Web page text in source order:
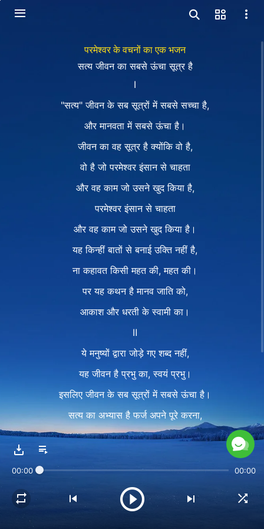
परमेश्वर के वचनों का एक भजन
सत्य जीवन का सबसे ऊंचा सूत्र है
Ⅰ
"सत्य" जीवन के सब सूत्रों में सबसे सच्चा है,
और मानवता में सबसे ऊंचा है।
जीवन का वह सूत्र है क्योंकि वो है,
वो है जो परमेश्वर इंसान से चाहता
और वह काम जो उसने खुद किया है,
परमेश्वर इंसान से चाहता
और वह काम जो उसने खुद किया है।
यह किन्हीं बातों से बनाई उक्ति नहीं है,
ना कहावत किसी महत की, महत की।
पर यह कथन है मानव जाति को,
आकाश और धरती के स्वामी का।
Ⅱ
ये मनुष्यों द्वारा जोड़े गए शब्द नहीं,
यह जीवन है प्रभु का, स्वयं प्रभु।
इसलिए जीवन के सब सूत्रों में सबसे ऊंचा है।
सत्य का अभ्यास है फर्ज अपने पूरे करना,
और परमेश्वर की अपेक्षाओं को पूरा करना।
—वचन, खंड 1, परमेश्वर का प्रकटन और कार्य, जो परमेश्वर को और उसके
कार्य को जानते हैं, केवल वे ही परमेश्वर को संतुष्ट कर सकते हैं से रूपांतरित
00:00 00:00